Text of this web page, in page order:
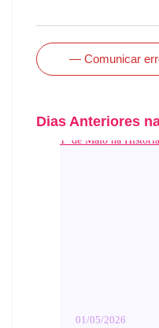
— Comunicar
Dias Anteriores
1º de Maio na
01/05/2026